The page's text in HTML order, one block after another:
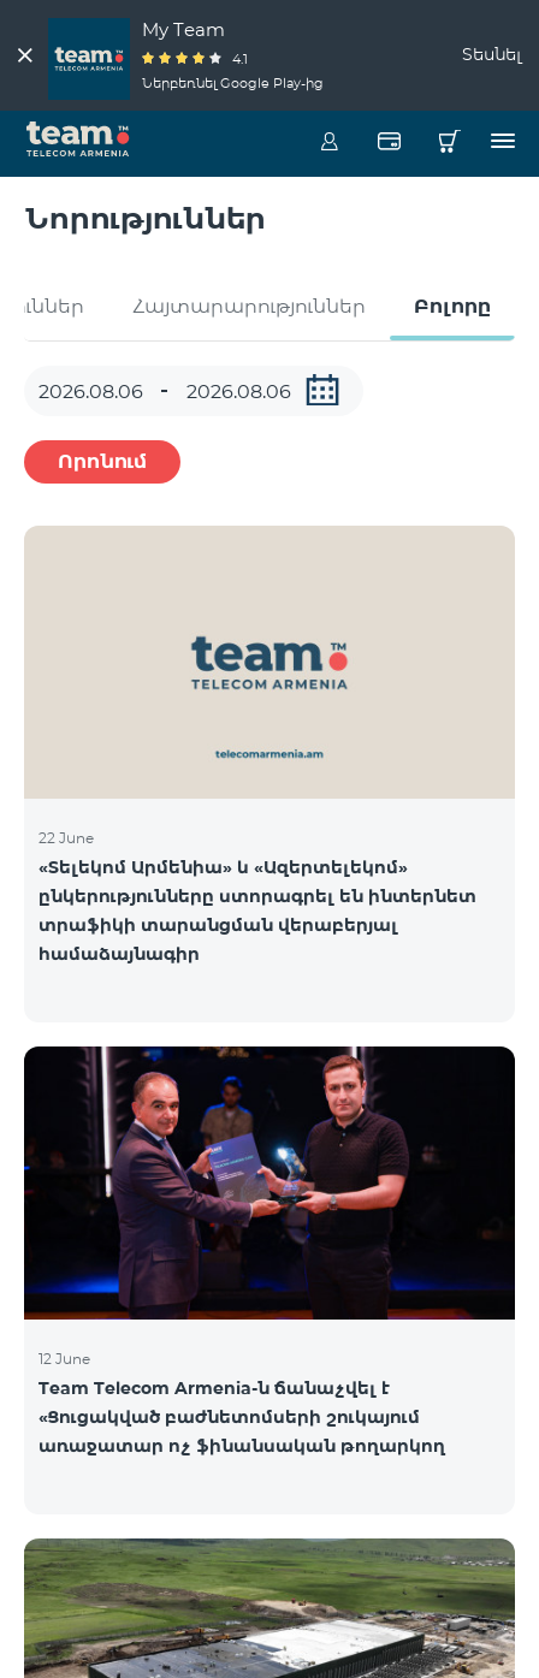
My Team
4.1
Ներբեռնել Google Play-ից
Տեսնել
Նորություններ
Հայտարարություններ Բոլորը
Որոնում
22 June
«Տելեկոմ Արմենիա» և «Ազերտելեկոմ»
ընկերությունները ստորագրել են ինտերնետ
տրաֆիկի տարանցման վերաբերյալ
համաձայնագիր
12 June
Team Telecom Armenia-ն ճանաչվել է
«Ցուցակված բաժնետոմսերի շուկայում
առաջատար ոչ ֆինանսական թողարկող